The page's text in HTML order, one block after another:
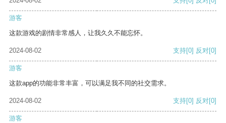
游客
这款游戏的剧情非常感人，让我久久不能忘怀。
2024-08-02 支持[0] 反对[0]
游客
这款app的功能非常丰富，可以满足我不同的社交需求。
2024-08-02 支持[0] 反对[0]
游客